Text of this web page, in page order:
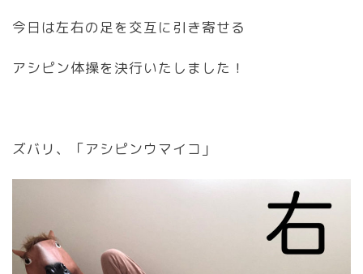
今日は左右の足を交互に引き寄せる
アシピン体操を決行いたしました！
ズバリ、「アシピンウマイコ」